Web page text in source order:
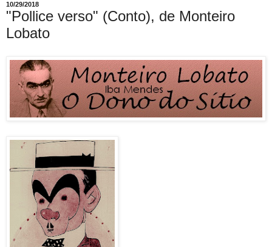
10/29/2018
"Pollice verso" (Conto), de Monteiro
Lobato